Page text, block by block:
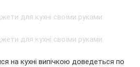
на кухні випічкою доведеться по